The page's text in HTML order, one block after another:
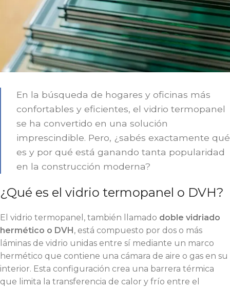
En la búsqueda de hogares y oficinas más
confortables y eficientes, el vidrio termopanel
se ha convertido en una solución
imprescindible. Pero, ¿sabés exactamente qué
es y por qué está ganando tanta popularidad
en la construcción moderna?
¿Qué es el vidrio termopanel o DVH?
El vidrio termopanel, también llamado doble vidriado
hermético o DVH , está compuesto por dos o más
láminas de vidrio unidas entre sí mediante un marco
hermético que contiene una cámara de aire o gas en su
interior. Esta configuración crea una barrera térmica
que limita la transferencia de calor y frío entre el